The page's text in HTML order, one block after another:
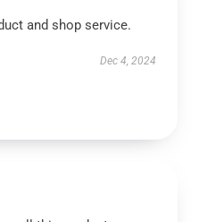
and shop service.
Dec 4, 2024